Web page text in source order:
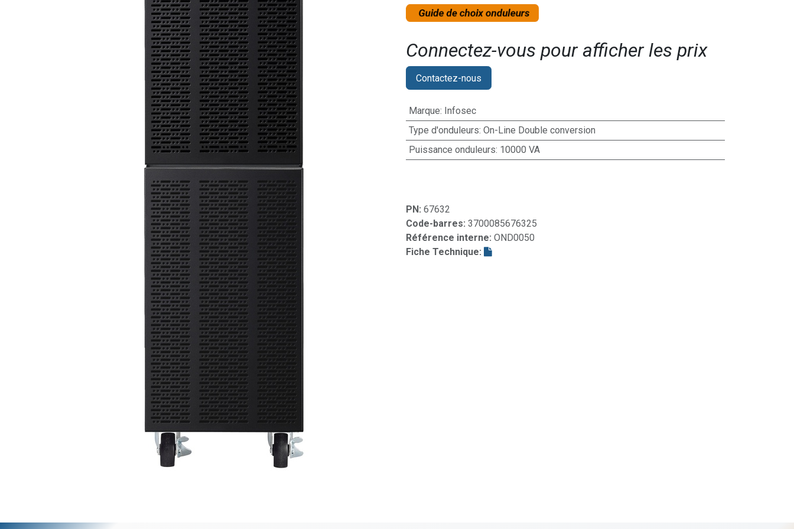
Connectez-vous pour afficher les prix​
Contactez-nous
Marque: Infosec
Type d'onduleurs: On-Line Double conversion
Puissance onduleurs: 10000 VA
PN: 67632
Code-barres: 3700085676325
Référence interne: OND0050
Fiche Technique: